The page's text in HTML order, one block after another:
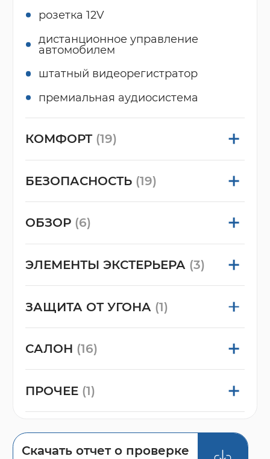
розетка 12V
дистанционное управление
автомобилем
штатный видеорегистратор
премиальная аудиосистема
КОМФОРТ (19)
БЕЗОПАСНОСТЬ (19)
ОБЗОР (6)
ЭЛЕМЕНТЫ ЭКСТЕРЬЕРА (3)
ЗАЩИТА ОТ УГОНА (1)
САЛОН (16)
ПРОЧЕЕ (1)
Скачать отчет о проверке